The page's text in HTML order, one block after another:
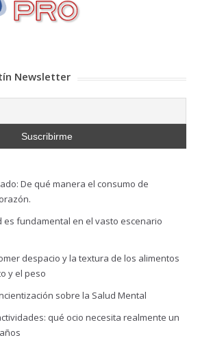
Newsletter
De qué manera el consumo de
es fundamental en el vasto escenario
despacio y la textura de los alimentos
y el peso
sobre la Salud Mental
qué ocio necesita realmente un